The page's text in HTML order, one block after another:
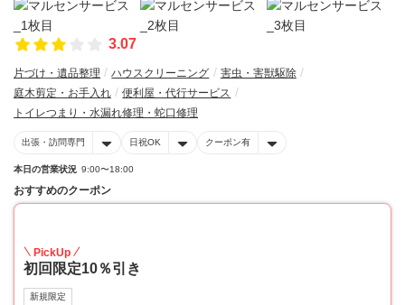
3.07
片づけ・遺品整理 ハウスクリーニング
害虫・害獣駆除
庭木剪定・お手入れ
便利屋・代行サービス
トイレつまり・水漏れ修理・蛇口修理
出張・訪問専門 日祝OK クーポン有
本日の営業状況 9:00〜18:00
おすすめのクーポン
PickUp
初回限定10％引き
新規限定